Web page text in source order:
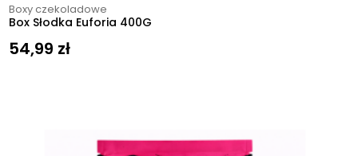
Boxy czekoladowe
Box Słodka Euforia 400G
54,99 zł